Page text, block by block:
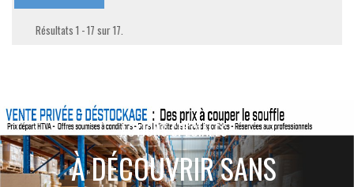
Résultats 1 - 17 sur 17.
ACTIONS SPÉCIALES
À DÉCOUVRIR SANS